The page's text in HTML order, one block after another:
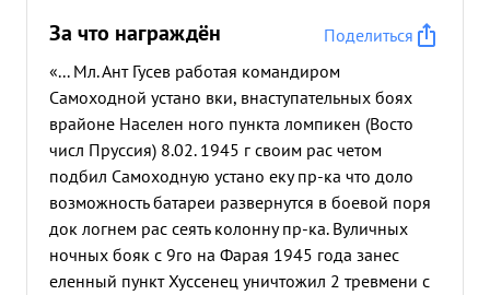
За что награждён
Поделиться
«... Мл. Ант Гусев работая командиром
Самоходной устано вки, внаступательных боях
врайоне Населен ного пункта ломпикен (Восто
числ Пруссия) 8.02. 1945 г своим рас четом
подбил Самоходную устано еку пр-ка что доло
возможность батареи развернутся в боевой поря
док логнем рас сеять колонну пр-ка. Вуличных
ночных бояк с 9го на Фарая 1945 года занес
еленный пункт Хуссенец уничтожил 2 тревмени с